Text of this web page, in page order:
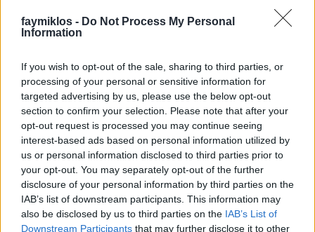
faymiklos - Do Not Process My Personal
Information
If you wish to opt-out of the sale, sharing to third parties, or
processing of your personal or sensitive information for
targeted advertising by us, please use the below opt-out
section to confirm your selection. Please note that after your
opt-out request is processed you may continue seeing
interest-based ads based on personal information utilized by
us or personal information disclosed to third parties prior to
your opt-out. You may separately opt-out of the further
disclosure of your personal information by third parties on the
IAB’s list of downstream participants. This information may
also be disclosed by us to third parties on the IAB’s List of
Downstream Participants that may further disclose it to other
Ezt a Leonardo bölcselete nem ismertem, de nagyon
Köszönöm!
Domino még csak énekeljen.
(Akárcsak a metál zene ősbölényei - csak hadd
tanuljanak a fiatalok, hogy mi is az a 'tartás')
gigabursch
3 éve